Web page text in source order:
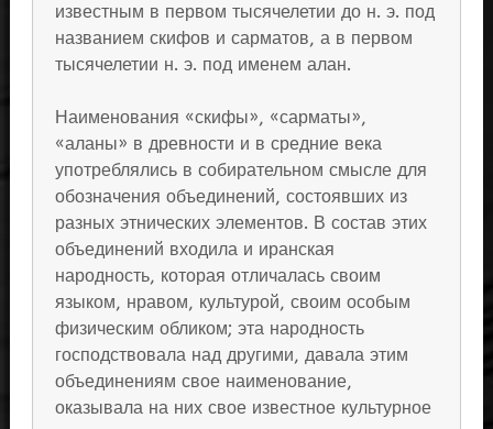
известным в первом тысячелетии до н. э. под
названием скифов и сарматов, а в первом
тысячелетии н. э. под именем алан.
Наименования «скифы», «сарматы»,
«аланы» в древности и в средние века
употреблялись в собирательном смысле для
обозначения объединений, состоявших из
разных этнических элементов. В состав этих
объединений входила и иранская
народность, которая отличалась своим
языком, нравом, культурой, своим особым
физическим обликом; эта народность
господствовала над другими, давала этим
объединениям свое наименование,
оказывала на них свое известное культурное